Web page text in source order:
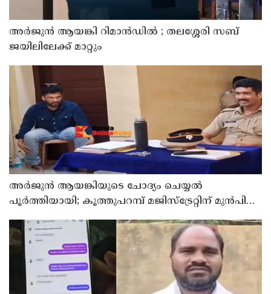
അര്‍ജുന്‍ ആയങ്കി റിമാന്‍ഡില്‍ ; തലശ്ശേരി സബ്
ജയിലിലേക്ക് മാറ്റും
അര്‍ജുന്‍ ആയങ്കിയുടെ ചോദ്യം ചെയ്യല്‍
പൂര്‍ത്തിയായി; കൂത്തുപറമ്പ് മജിസ്ട്രേറ്റിന് മുൻപില്‍